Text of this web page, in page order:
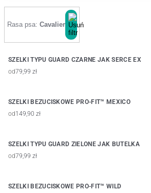
Rasa psa: Cavalier
SZELKI TYPU GUARD CZARNE JAK SERCE EX
od79,99 zł
SZELKI BEZUCISKOWE PRO-FIT™ MEXICO
od149,90 zł
SZELKI TYPU GUARD ZIELONE JAK BUTELKA
od79,99 zł
SZELKI BEZUCISKOWE PRO-FIT™ WILD